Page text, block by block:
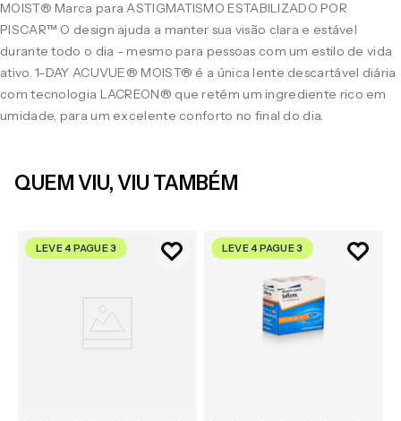
MOIST® Marca para ASTIGMATISMO ESTABILIZADO POR
PISCAR™ O design ajuda a manter sua visão clara e estável
durante todo o dia - mesmo para pessoas com um estilo de vida
ativo. 1-DAY ACUVUE® MOIST® é a única lente descartável diária
com tecnologia LACREON® que retém um ingrediente rico em
umidade, para um excelente conforto no final do dia.
QUEM VIU, VIU TAMBÉM
LEVE 4 PAGUE 3 LEVE 4 PAGUE 3